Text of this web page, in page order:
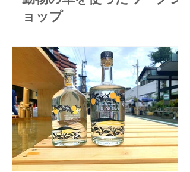
ョップ
温泉のおさんぽ市で、野生動物の革を
使ったワークショップを開催しまし
た。今年度は5月に続き、2回目となり
ます。 今回は、鹿やイノシシの革を使
ったキーホルダーづくりを行い、運営
は地元の高校生などが手伝ってくれれ
ました。...